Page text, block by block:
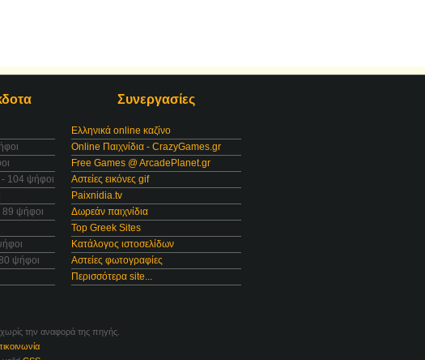
- 104 ψήφοι
89 ψήφοι
ψήφοι
Συνεργασίες
Ελληνικά online καζίνο
Online Παιχνίδια - CrazyGames.gr
Free Games @ ArcadePlanet.gr
Αστείες εικόνες gif
Paixnidia.tv
Δωρεάν παιχνίδια
Top Greek Sites
Κατάλογος ιστοσελίδων
Αστείες φωτογραφίες
Περισσότερα site...
την αναφορά της πηγής.